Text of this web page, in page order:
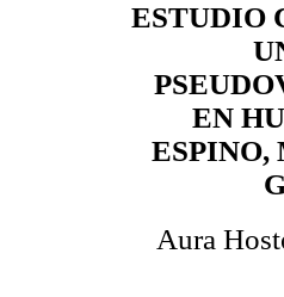
ESTUDIO
EN
ESPINO,
Aura